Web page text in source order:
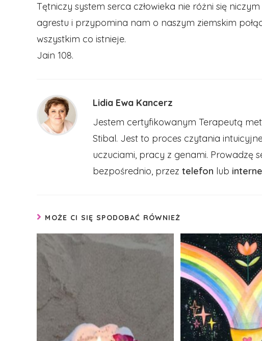
Tętniczy system serca człowieka nie różni się
agrestu i przypomina nam o naszym ziemskim
wszystkim co istnieje.
Jain 108.
Lidia Ewa Kancerz
Jestem certyfikowanym Terapeutą
Stibal. Jest to proces czytania
uczuciami, pracy z genami. Prowadzę
bezpośrednio, przez telefon lub
MOŻE CI SIĘ SPODOBAĆ RÓWNIEŻ